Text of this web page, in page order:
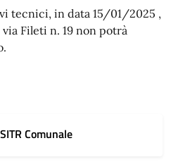
tecnici, in data 15/01/2025 ,
Fileti n. 19 non potrà
Comunale